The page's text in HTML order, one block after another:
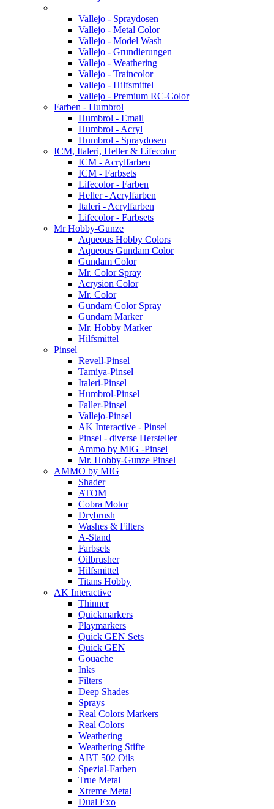
Vallejo - Spraydosen
Vallejo - Metal Color
Vallejo - Model Wash
Vallejo - Grundierungen
Vallejo - Weathering
Vallejo - Traincolor
Vallejo - Hilfsmittel
Vallejo - Premium RC-Color
Farben - Humbrol
Humbrol - Email
Humbrol - Acryl
Humbrol - Spraydosen
ICM, Italeri, Heller & Lifecolor
ICM - Acrylfarben
ICM - Farbsets
Lifecolor - Farben
Heller - Acrylfarben
Italeri - Acrylfarben
Lifecolor - Farbsets
Mr Hobby-Gunze
Aqueous Hobby Colors
Aqueous Gundam Color
Gundam Color
Mr. Color Spray
Acrysion Color
Mr. Color
Gundam Color Spray
Gundam Marker
Mr. Hobby Marker
Hilfsmittel
Pinsel
Revell-Pinsel
Tamiya-Pinsel
Italeri-Pinsel
Humbrol-Pinsel
Faller-Pinsel
Vallejo-Pinsel
AK Interactive - Pinsel
Pinsel - diverse Hersteller
Ammo by MIG -Pinsel
Mr. Hobby-Gunze Pinsel
AMMO by MIG
Shader
ATOM
Cobra Motor
Drybrush
Washes & Filters
A-Stand
Farbsets
Oilbrusher
Hilfsmittel
Titans Hobby
AK Interactive
Thinner
Quickmarkers
Playmarkers
Quick GEN Sets
Quick GEN
Gouache
Inks
Filters
Deep Shades
Sprays
Real Colors Markers
Real Colors
Weathering
Weathering Stifte
ABT 502 Oils
Spezial-Farben
True Metal
Xtreme Metal
Dual Exo